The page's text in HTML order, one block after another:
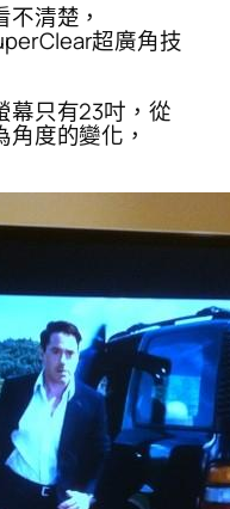
清楚，
超廣角技
幕只有23吋，從
度的變化，